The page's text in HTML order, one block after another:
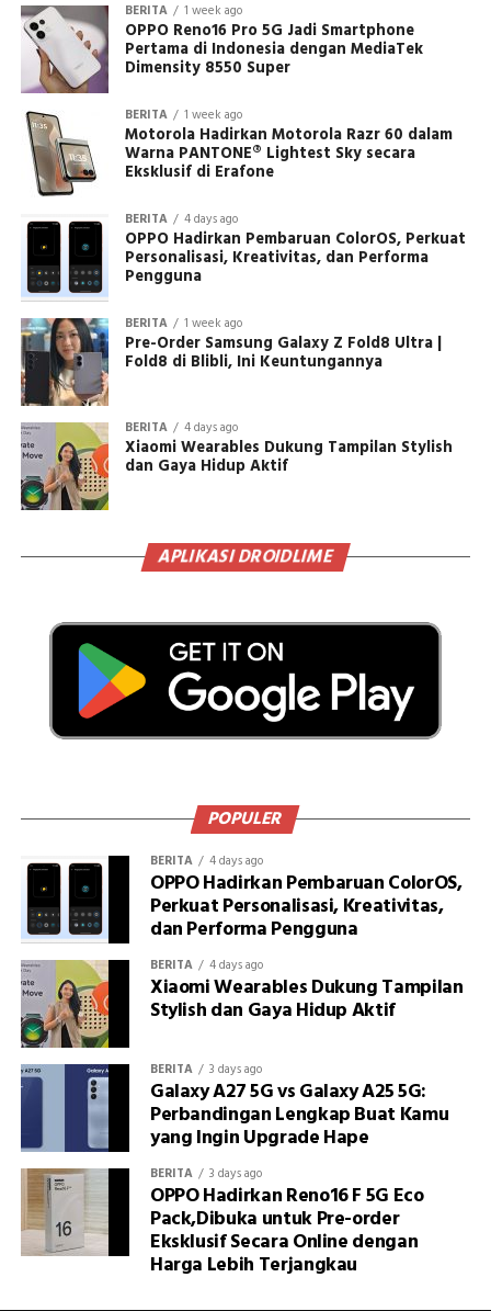
BERITA 1 week ago
OPPO Reno16 Pro 5G Jadi Smartphone
Pertama di Indonesia dengan MediaTek
Dimensity 8550 Super
BERITA 1 week ago
Motorola Hadirkan Motorola Razr 60 dalam
Warna PANTONE® Lightest Sky secara
Eksklusif di Erafone
BERITA 4 days ago
OPPO Hadirkan Pembaruan ColorOS, Perkuat
Personalisasi, Kreativitas, dan Performa
Pengguna
BERITA 1 week ago
Pre-Order Samsung Galaxy Z Fold8 Ultra |
Fold8 di Blibli, Ini Keuntungannya
BERITA 4 days ago
Xiaomi Wearables Dukung Tampilan Stylish
dan Gaya Hidup Aktif
APLIKASI DROIDLIME
POPULER
BERITA 4 days ago
OPPO Hadirkan Pembaruan ColorOS,
Perkuat Personalisasi, Kreativitas,
dan Performa Pengguna
BERITA 4 days ago
Xiaomi Wearables Dukung Tampilan
Stylish dan Gaya Hidup Aktif
BERITA 3 days ago
Galaxy A27 5G vs Galaxy A25 5G:
Perbandingan Lengkap Buat Kamu
yang Ingin Upgrade Hape
BERITA 3 days ago
OPPO Hadirkan Reno16 F 5G Eco
Pack,Dibuka untuk Pre-order
Eksklusif Secara Online dengan
Harga Lebih Terjangkau